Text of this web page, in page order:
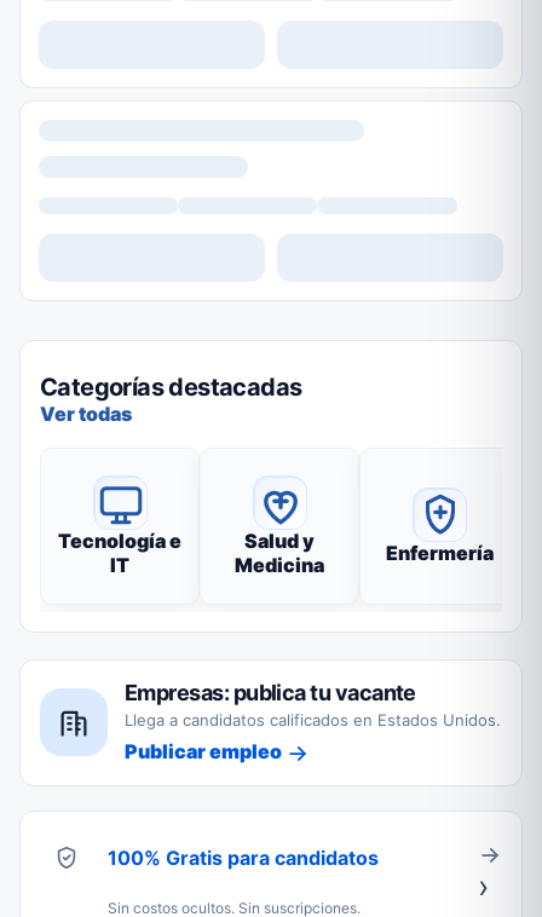
Categorías destacadas
Ver todas
Tecnología e
IT
Salud y
Medicina
Enfermería
Empresas: publica tu vacante
Llega a candidatos calificados en Estados Unidos.
Publicar empleo
100% Gratis para candidatos
Sin costos ocultos. Sin suscripciones.